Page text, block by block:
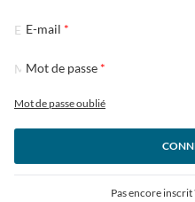
E-mail
Mot de passe
Mot de passe oublié
Pas encore inscrit